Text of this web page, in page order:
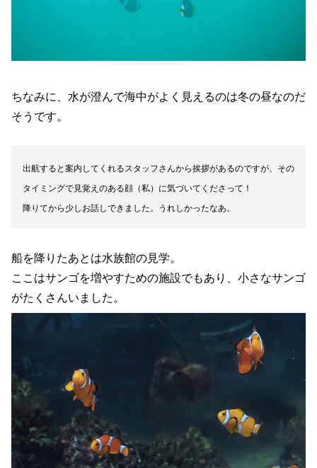
ちなみに、水が澄んで海中がよく見えるのは冬の昼なのだ
そうです。
出航すると案内してくれるスタッフさんから挨拶があるのですが、その
タイミングで見覚えのある顔（私）に気づいてくださって！
降りてから少しお話しできました。うれしかったなあ。
船を降りたあとは水族館の見学。
ここはサンゴを増やすための施設でもあり、小さなサンゴ
がたくさんいました。